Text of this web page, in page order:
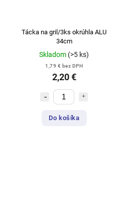
Tácka na gril/3ks okrúhla ALU
34cm
Skladom (>5 ks)
1,79 € bez DPH
2,20 €
Do košíka